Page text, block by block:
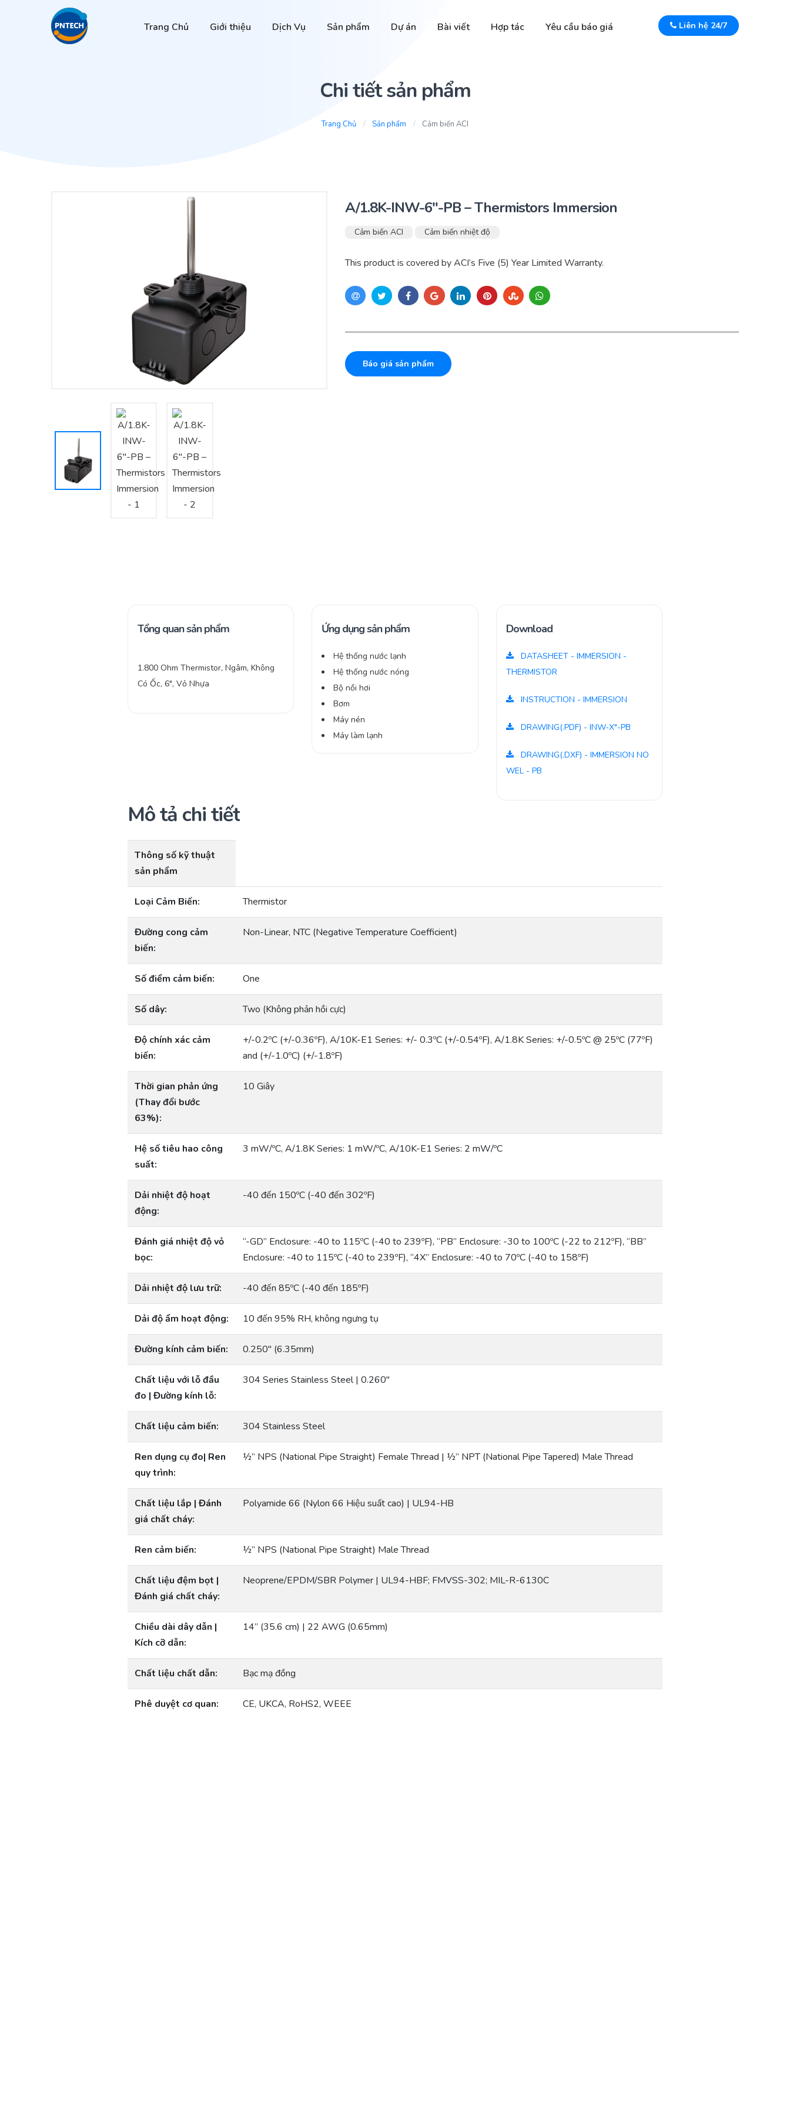
Trang Chủ Giới thiệu Dịch Vụ Sản phẩm Dự án Bài viết Hợp tác Yêu cầu báo giá Liên hệ 24/7
Chi tiết sản phẩm
Trang Chủ Sản phẩm Cảm biến ACI
A/1.8K-INW-6″-PB – Thermistors Immersion
Cảm biến ACI Cảm biến nhiệt độ
This product is covered by ACI’s Five (5) Year Limited Warranty.
Báo giá sản phẩm
Tổng quan sản phẩm
1.800 Ohm Thermistor, Ngâm, Không
Có Ốc, 6″, Vỏ Nhựa
Ứng dụng sản phẩm
Hệ thống nước lạnh
Hệ thống nước nóng
Bộ nồi hơi
Bơm
Máy nén
Máy làm lạnh
Download
DATASHEET - IMMERSION -
THERMISTOR
INSTRUCTION - IMMERSION
DRAWING(.PDF) - INW-X"-PB
DRAWING(.DXF) - IMMERSION NO
WEL - PB
Mô tả chi tiết
Thông số kỹ thuật
sản phẩm
Loại Cảm Biến: Thermistor
Đường cong cảm
biến:
Non-Linear, NTC (Negative Temperature Coefficient)
Số điểm cảm biến: One
Số dây: Two (Không phản hồi cực)
Độ chính xác cảm
biến:
+/-0.2ºC (+/-0.36ºF), A/10K-E1 Series: +/- 0.3ºC (+/-0.54ºF), A/1.8K Series: +/-0.5ºC @ 25ºC (77ºF)
and (+/-1.0ºC) (+/-1.8ºF)
Thời gian phản ứng
(Thay đổi bước
63%):
10 Giây
Hệ số tiêu hao công
suất:
3 mW/ºC, A/1.8K Series: 1 mW/ºC, A/10K-E1 Series: 2 mW/ºC
Dải nhiệt độ hoạt
động:
-40 đến 150ºC (-40 đến 302ºF)
Đánh giá nhiệt độ vỏ
bọc:
“-GD” Enclosure: -40 to 115ºC (-40 to 239ºF), “PB” Enclosure: -30 to 100ºC (-22 to 212ºF), “BB”
Enclosure: -40 to 115ºC (-40 to 239ºF), “4X” Enclosure: -40 to 70ºC (-40 to 158ºF)
Dải nhiệt độ lưu trữ: -40 đến 85ºC (-40 đến 185ºF)
Dải độ ẩm hoạt động: 10 đến 95% RH, không ngưng tụ
Đường kính cảm biến: 0.250″ (6.35mm)
Chất liệu với lỗ đầu
đo | Đường kính lỗ:
304 Series Stainless Steel | 0.260″
Chất liệu cảm biến: 304 Stainless Steel
Ren dụng cụ đo| Ren
quy trình:
½” NPS (National Pipe Straight) Female Thread | ½” NPT (National Pipe Tapered) Male Thread
Chất liệu lắp | Đánh
giá chất cháy:
Polyamide 66 (Nylon 66 Hiệu suất cao) | UL94-HB
Ren cảm biến: ½” NPS (National Pipe Straight) Male Thread
Chất liệu đệm bọt |
Đánh giá chất cháy:
Neoprene/EPDM/SBR Polymer | UL94-HBF; FMVSS-302; MIL-R-6130C
Chiều dài dây dẫn |
Kích cỡ dẫn:
14” (35.6 cm) | 22 AWG (0.65mm)
Chất liệu chất dẫn: Bạc mạ đồng
Phê duyệt cơ quan: CE, UKCA, RoHS2, WEEE